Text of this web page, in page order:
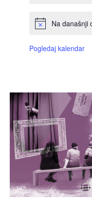
Na današnji
Pogledaj kalendar